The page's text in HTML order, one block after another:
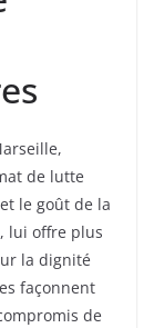
de lutte
le goût de la
lui offre plus
la dignité
façonnent
de